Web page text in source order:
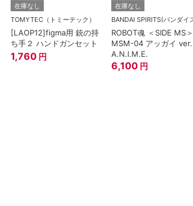
在庫なし
TOMYTEC（トミーテック）
[LAOP12]figma用 銃の持
ち手２ ハンドガンセット
1,760 円
在庫なし
ROBOT魂 ＜SIDE MS＞
MSM-04 アッガイ ver.
A.N.I.M.E.
6,100 円